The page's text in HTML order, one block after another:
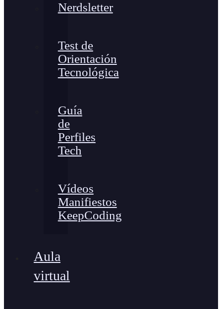
Nerdsletter
Test de
Orientación
Tecnológica
Guía
de
Perfiles
Tech
Vídeos
Manifiestos
KeepCoding
Aula
virtual